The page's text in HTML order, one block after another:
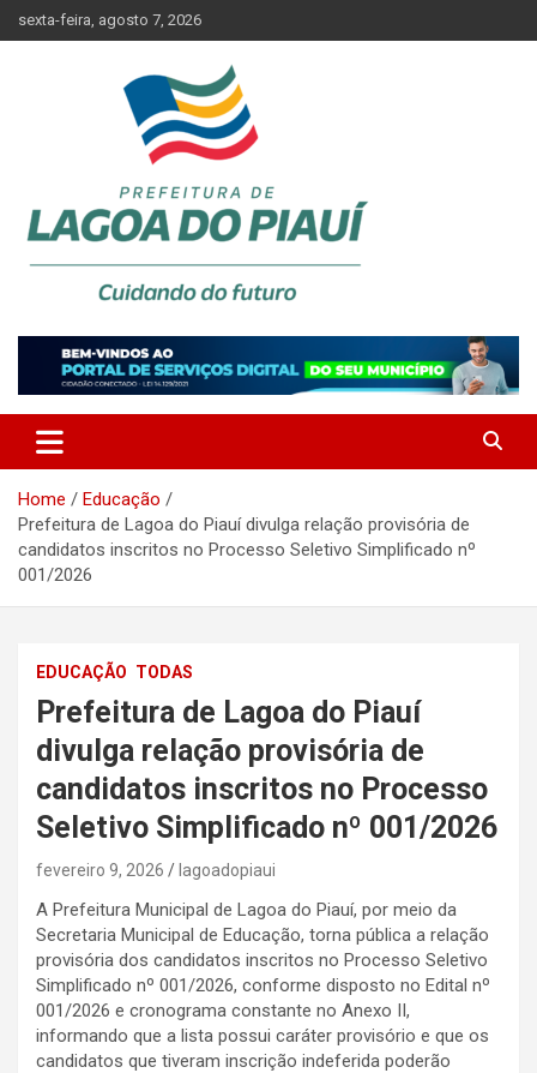
to
sexta-feira, agosto 7, 2026
PREFEITURA DE LAGOA DO
PIAUÍ
Home
Educação
Prefeitura de Lagoa do Piauí divulga relação provisória de
candidatos inscritos no Processo Seletivo Simplificado nº
001/2026
EDUCAÇÃO TODAS
Prefeitura de Lagoa do Piauí
divulga relação provisória de
candidatos inscritos no Processo
Seletivo Simplificado nº 001/2026
fevereiro 9, 2026 lagoadopiaui
A Prefeitura Municipal de Lagoa do Piauí, por meio da
Secretaria Municipal de Educação, torna pública a relação
provisória dos candidatos inscritos no Processo Seletivo
Simplificado nº 001/2026, conforme disposto no Edital nº
001/2026 e cronograma constante no Anexo II,
informando que a lista possui caráter provisório e que os
candidatos que tiveram inscrição indeferida poderão